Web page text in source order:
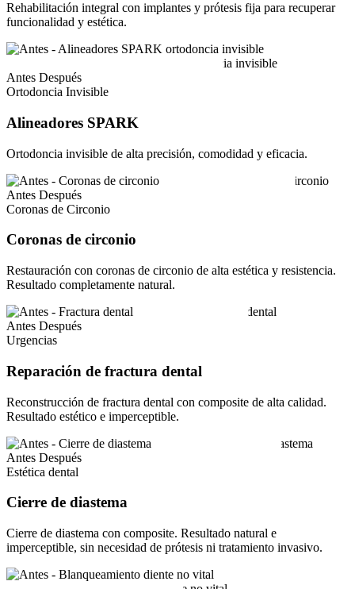
Rehabilitación integral con implantes y prótesis fija para recuperar
funcionalidad y estética.
Antes Después
Ortodoncia Invisible
Alineadores SPARK
Ortodoncia invisible de alta precisión, comodidad y eficacia.
Antes Después
Coronas de Circonio
Coronas de circonio
Restauración con coronas de circonio de alta estética y resistencia.
Resultado completamente natural.
Antes Después
Urgencias
Reparación de fractura dental
Reconstrucción de fractura dental con composite de alta calidad.
Resultado estético e imperceptible.
Antes Después
Estética dental
Cierre de diastema
Cierre de diastema con composite. Resultado natural e
imperceptible, sin necesidad de prótesis ni tratamiento invasivo.